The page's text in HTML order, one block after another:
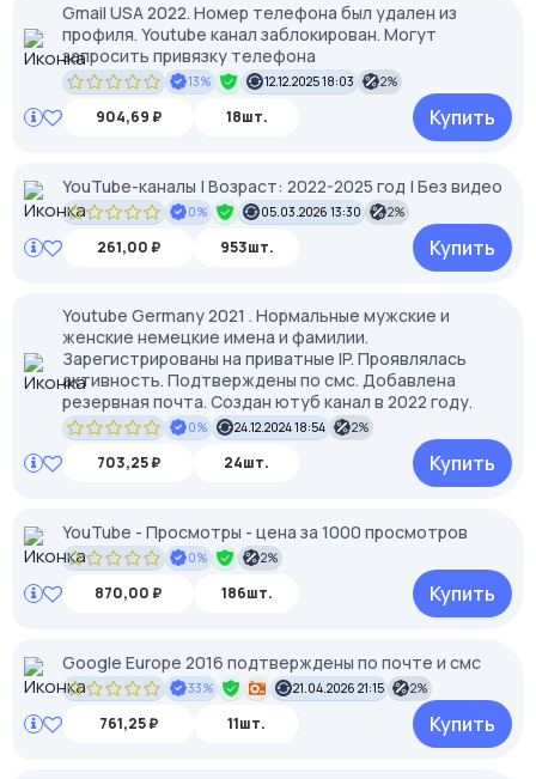
Gmail USA 2022. Номер телефона был удален из
профиля. Youtube канал заблокирован. Могут
запросить привязку телефона
13% 12.12.2025 18:03 2%
904,69 ₽ 18шт. Купить
YouTube-каналы | Возраст: 2022-2025 год | Без видео
0% 05.03.2026 13:30 2%
261,00 ₽ 953шт. Купить
Youtube Germany 2021 . Нормальные мужские и
женские немецкие имена и фамилии.
Зарегистрированы на приватные IP. Проявлялась
активность. Подтверждены по смс. Добавлена
резервная почта. Создан ютуб канал в 2022 году.
0% 24.12.2024 18:54 2%
703,25 ₽ 24шт. Купить
YouTube - Просмотры - цена за 1000 просмотров
0% 2%
870,00 ₽ 186шт. Купить
Google Europe 2016 подтверждены по почте и смс
33% 21.04.2026 21:15 2%
761,25 ₽ 11шт. Купить